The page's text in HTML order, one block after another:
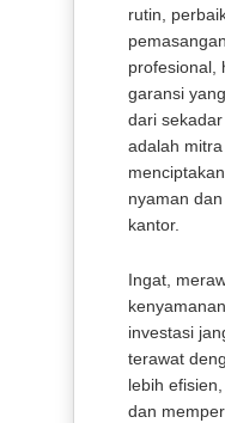
rutin,
profesional,
garansi
dari
adalah
nyaman
kantor.
Ingat,
investasi
terawat
lebih
dan